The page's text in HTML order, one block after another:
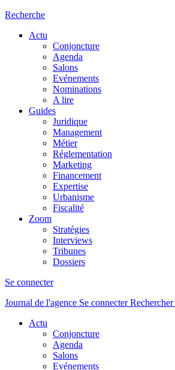
Recherche
Actu
Conjoncture
Agenda
Salons
Evénements
Nominations
A lire
Guides
Juridique
Management
Métier
Réglementation
Marketing
Financement
Expertise
Urbanisme
Fiscalité
Zoom
Stratégies
Interviews
Tribunes
Dossiers
Se connecter
Journal de l'agence Se connecterRechercher
Actu
Conjoncture
Agenda
Salons
Evénements